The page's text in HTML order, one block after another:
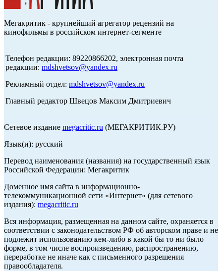
Мегакритик - крупнейший агрегатор рецензий на
кинофильмы в российском интернет-сегменте
Телефон редакции: 89220866202, электронная почта
редакции: mdshvetsov@yandex.ru
Рекламный отдел: mdshvetsov@yandex.ru
Главный редактор Швецов Максим Дмитриевич
Сетевое издание megacritic.ru (МЕГАКРИТИК.РУ)
Язык(и): русский
Перевод наименования (названия) на государственный язык
Российской Федерации: Мегакритик
Доменное имя сайта в информационно-
телекоммуникационной сети «Интернет» (для сетевого
издания): megacritic.ru
Вся информация, размещенная на данном сайте, охраняется в
соответствии с законодательством РФ об авторском праве и не
подлежит использованию кем-либо в какой бы то ни было
форме, в том числе воспроизведению, распространению,
переработке не иначе как с письменного разрешения
правообладателя.